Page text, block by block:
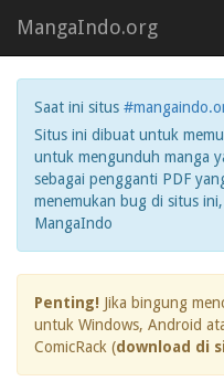
MangaIndo.org
Saat ini situs
Situs ini dibuat untuk
untuk mengunduh manga
sebagai pengganti PDF
menemukan bug di situs
MangaIndo
Penting! Jika bingung
untuk Windows, Android
ComicRack (download di